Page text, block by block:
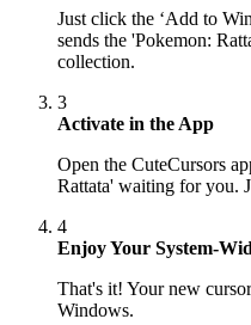
Just click the ‘Add to
sends the 'Pokemon:
collection.
3
Activate in the App
Open the CuteCursors
Rattata' waiting for you.
4
Enjoy Your System-
That's it! Your new
Windows.